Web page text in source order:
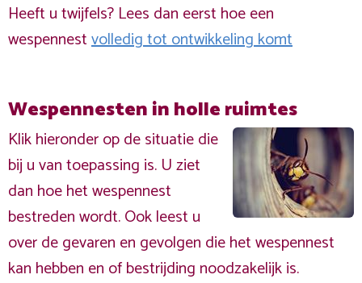
Heeft u twijfels? Lees dan eerst hoe een
wespennestvolledig tot ontwikkeling komt
Wespennesten in holle ruimtes
Klik hieronder op de situatie die
bij u van toepassing is. U ziet
dan hoe het wespennest
bestreden wordt. Ook leest u
over de gevaren en gevolgen die het wespennest
kan hebben en of bestrijding noodzakelijk is.